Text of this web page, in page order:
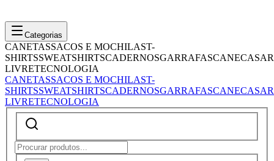
Categorias
CANETASSACOS E MOCHILAST-
SHIRTSSWEATSHIRTSCADERNOSGARRAFASCANECASAR
LIVRETECNOLOGIA
CANETASSACOS E MOCHILAST-
SHIRTSSWEATSHIRTSCADERNOSGARRAFASCANECASAR
LIVRETECNOLOGIA